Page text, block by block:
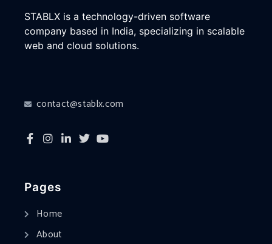
STABLX is a technology-driven software
company based in India, specializing in scalable
web and cloud solutions.
contact@stablx.com
Pages
Home
About